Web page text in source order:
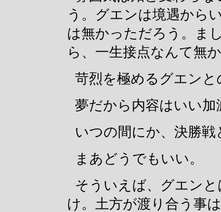
う。グエンは境遇から
は無かっただろう。ま
ら、一生接点なんて無
苛烈を極めるグエンと
夢だから内容はいい加
いつの間にか、決勝
まあどうでもいい。
そういえば、グエン
け。土方が渡り合う事